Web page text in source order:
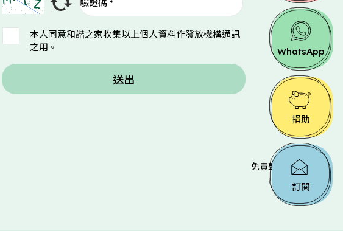
本人同意和諧之家收集以上個人資料作發放機構通訊
之用。
送出
免責聲明 無障礙聲明
WhatsApp
捐助
訂閱